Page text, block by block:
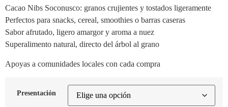
Cacao Nibs Soconusco: granos crujientes y tostados ligeramente
Perfectos para snacks, cereal, smoothies o barras caseras
Sabor afrutado, ligero amargor y aroma a nuez
Superalimento natural, directo del árbol al grano
Apoyas a comunidades locales con cada compra
Presentación